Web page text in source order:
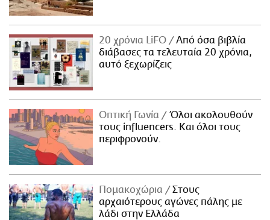
20 χρόνια LiFO
Από όσα βιβλία
διάβασες τα τελευταία 20 χρόνια,
αυτό ξεχωρίζεις
Οπτική Γωνία
Όλοι ακολουθούν
τους influencers. Και όλοι τους
περιφρονούν.
Πομακοχώρια
Στους
αρχαιότερους αγώνες πάλης με
λάδι στην Ελλάδα